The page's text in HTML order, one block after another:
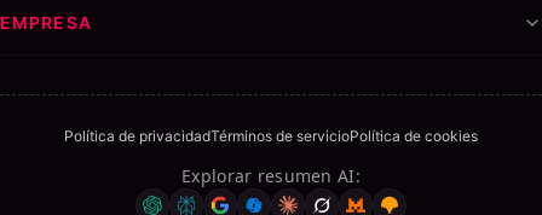
EMPRESA
Política de privacidadTérminos de servicioPolítica de cookies
Explorar resumen AI: